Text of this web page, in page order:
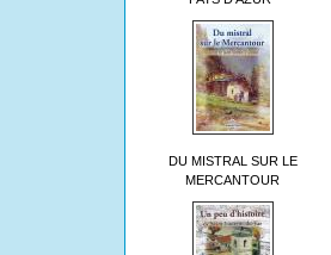
DU MISTRAL SUR LE
MERCANTOUR